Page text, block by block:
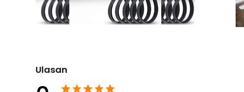
Kelengkapan Produk
Ulasan